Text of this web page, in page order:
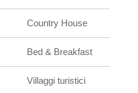
Country House
Bed & Breakfast
Villaggi turistici